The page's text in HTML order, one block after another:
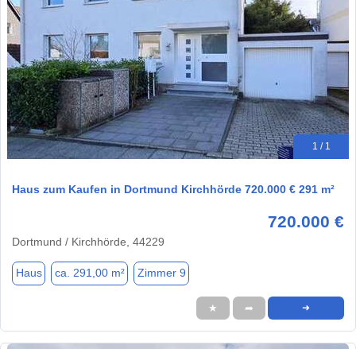
1 / 1
Haus zum Kaufen in Dortmund Kirchhörde 720.000 € 291 m²
720.000 €
Dortmund / Kirchhörde, 44229
Haus ca. 291,00 m² Zimmer 9
★ ➦ ➜